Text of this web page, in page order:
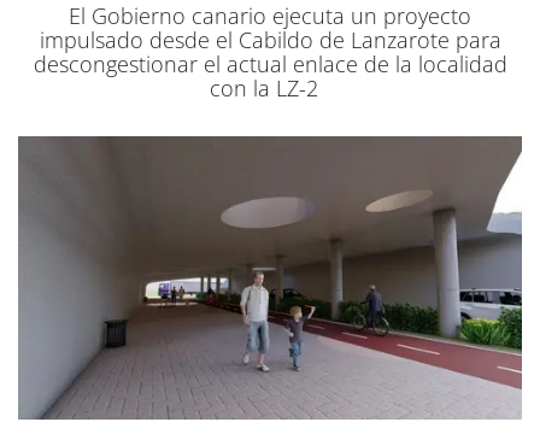
El Gobierno canario ejecuta un proyecto
impulsado desde el Cabildo de Lanzarote para
descongestionar el actual enlace de la localidad
con la LZ-2